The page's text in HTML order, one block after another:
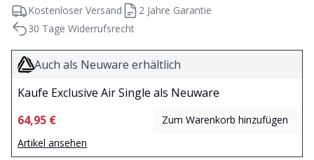
Kostenloser Versand
2 Jahre Garantie
30 Tage Widerrufsrecht
Auch als Neuware erhältlich
Kaufe Exclusive Air Single als Neuware
64,95 €
Zum Warenkorb hinzufügen
Artikel ansehen